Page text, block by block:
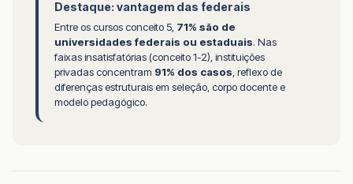
Destaque: vantagem das federais
Entre os cursos conceito 5, 71% são de
universidades federais ou estaduais. Nas
faixas insatisfatórias (conceito 1-2), instituições
privadas concentram 91% dos casos , reflexo de
diferenças estruturais em seleção, corpo docente e
modelo pedagógico.